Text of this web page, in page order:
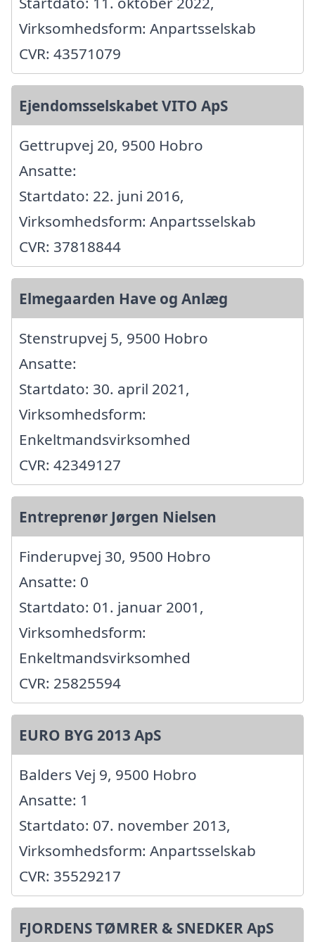
Virksomhedsform: Anpartsselskab
CVR: 43571079
Ejendomsselskabet VITO ApS
Gettrupvej 20, 9500 Hobro
Ansatte:
Startdato: 22. juni 2016,
Virksomhedsform: Anpartsselskab
CVR: 37818844
Elmegaarden Have og Anlæg
Stenstrupvej 5, 9500 Hobro
Ansatte:
Startdato: 30. april 2021,
Virksomhedsform:
Enkeltmandsvirksomhed
CVR: 42349127
Entreprenør Jørgen Nielsen
Finderupvej 30, 9500 Hobro
Ansatte: 0
Startdato: 01. januar 2001,
Virksomhedsform:
Enkeltmandsvirksomhed
CVR: 25825594
EURO BYG 2013 ApS
Balders Vej 9, 9500 Hobro
Ansatte: 1
Startdato: 07. november 2013,
Virksomhedsform: Anpartsselskab
CVR: 35529217
FJORDENS TØMRER & SNEDKER ApS